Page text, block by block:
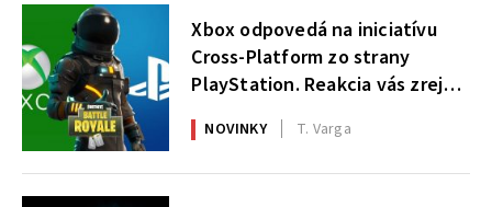
Xbox odpovedá na iniciatívu
Cross-Platform zo strany
PlayStation. Reakcia vás zrejme
prekvapí
NOVINKY T. Varga